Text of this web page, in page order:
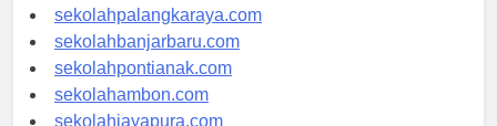
sekolahkupang.com
sekolahpalangkaraya.com
sekolahbanjarbaru.com
sekolahpontianak.com
sekolahambon.com